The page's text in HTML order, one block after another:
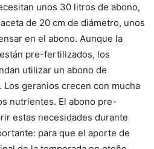
unos 30 litros de abono,
de 20 cm de diámetro, unos
en el abono. Aunque la
pre-fertilizados, los
utilizar un abono de
Los geranios crecen con mucha
nutrientes. El abono pre-
estas necesidades durante
para que el aporte de